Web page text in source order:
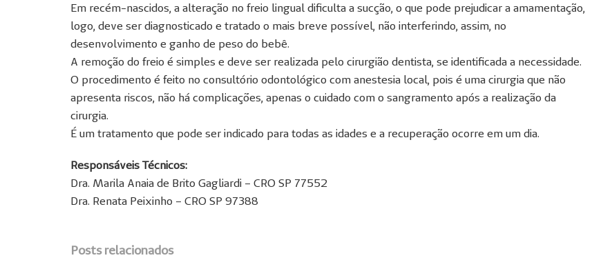
Em recém-nascidos, a alteração no freio lingual dificulta a sucção, o que pode prejudicar a amamentação,
logo, deve ser diagnosticado e tratado o mais breve possível, não interferindo, assim, no
desenvolvimento e ganho de peso do bebê.
A remoção do freio é simples e deve ser realizada pelo cirurgião dentista, se identificada a necessidade.
O procedimento é feito no consultório odontológico com anestesia local, pois é uma cirurgia que não
apresenta riscos, não há complicações, apenas o cuidado com o sangramento após a realização da
cirurgia.
É um tratamento que pode ser indicado para todas as idades e a recuperação ocorre em um dia.
Responsáveis Técnicos:
Dra. Marila Anaia de Brito Gagliardi – CRO SP 77552
Dra. Renata Peixinho – CRO SP 97388
Posts relacionados